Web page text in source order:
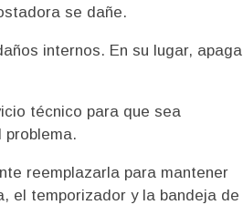
se dañe.
internos. En su lugar, apaga
técnico para que sea
problema.
reemplazarla para mantener
el temporizador y la bandeja de